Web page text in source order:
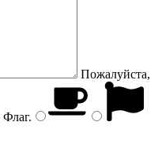
Пожалуйста,
Флаг.